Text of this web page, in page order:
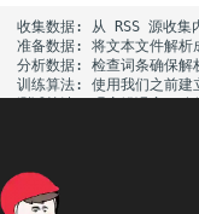
收集数据: 从 RSS 源收集
准备数据: 将文本文件解析
分析数据: 检查词条确保解
训练算法: 使用我们之前
收集数据: 从 RSS
一个接口